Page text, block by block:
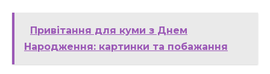
Привітання для куми з Днем
Народження: картинки та побажання